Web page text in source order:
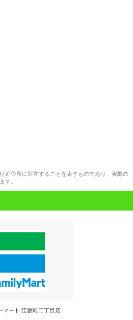
近住所に所在することを表すものであり、実際の
す。
マート 江坂町二丁目店